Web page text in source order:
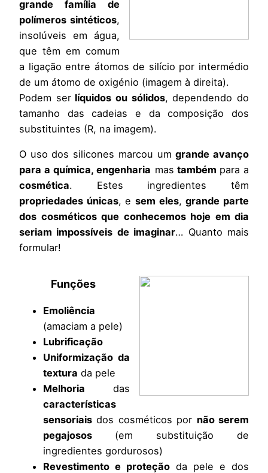
grande família de
polímeros sintéticos,
insolúveis em água,
que têm em comum
a ligação entre átomos de silício por intermédio
de um átomo de oxigénio (imagem à direita).
Podem serlíquidos ou sólidos, dependendo do
tamanho das cadeias e da composição dos
substituintes (R, na imagem).
O uso dos silicones marcou umgrande avanço
para a química, engenharia mas também para a
cosmética. Estes ingredientes têm
propriedades únicas, esem eles,grande parte
dos cosméticos que conhecemos hoje em dia
seriam impossíveis de imaginar… Quanto mais
formular!
Funções
Emoliência
(amaciam a pele)
Lubrificação
Uniformização da
textura da pele
Melhoria das
características
sensoriais dos cosméticos por não serem
pegajosos (em substituição de
ingredientes gordurosos)
Revestimento e proteção da pele e dos